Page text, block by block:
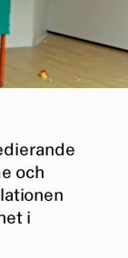
och
i